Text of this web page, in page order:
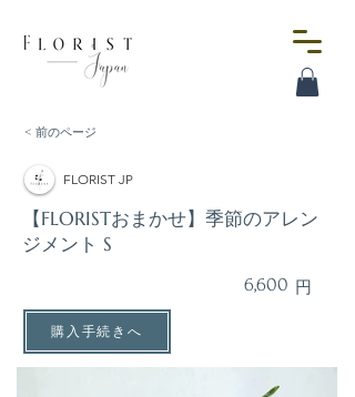
< 前のページ
FLORIST JP
【FLORISTおまかせ】季節のアレン
ジメント S
6,600 円
購入手続きへ